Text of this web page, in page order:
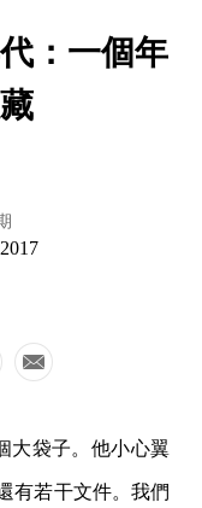
：一個年
大袋子。他小心翼
有若干文件。我們